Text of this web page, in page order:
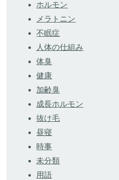
ホルモン
メラトニン
不眠症
人体の仕組み
体臭
健康
加齢臭
成長ホルモン
抜け毛
昼寝
時事
未分類
用語